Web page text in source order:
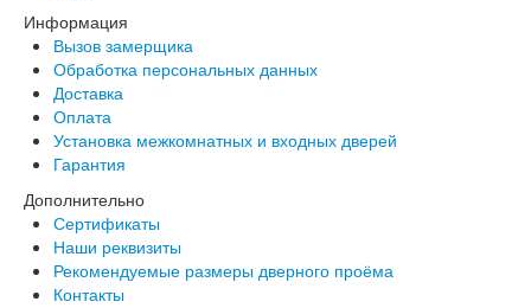
Информация
Вызов замерщика
Обработка персональных данных
Доставка
Оплата
Установка межкомнатных и входных дверей
Гарантия
Дополнительно
Сертификаты
Наши реквизиты
Рекомендуемые размеры дверного проёма
Контакты